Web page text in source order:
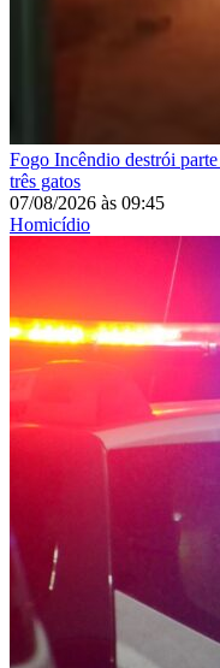
Fogo Incêndio destrói
três gatos
07/08/2026 às 09:45
Homicídio